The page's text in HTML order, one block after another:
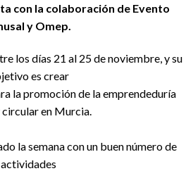
con la colaboración de Evento
y Omep.
los días 21 al 25 de noviembre, y su
es crear
la promoción de la emprendeduría
en Murcia.
la semana con un buen número de
actividades